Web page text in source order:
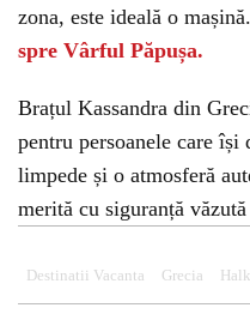
zona, este ideală o
spre Vârful Păpușa.
Brațul Kassandra din
pentru persoanele care își
limpede și o atmosferă
merită cu siguranță
Destinatii Vacanta Grecia